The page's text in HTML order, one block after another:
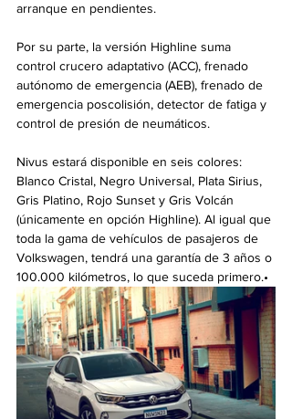
arranque en pendientes.
Por su parte, la versión Highline suma
control crucero adaptativo (ACC), frenado
autónomo de emergencia (AEB), frenado de
emergencia poscolisión, detector de fatiga y
control de presión de neumáticos.
Nivus estará disponible en seis colores:
Blanco Cristal, Negro Universal, Plata Sirius,
Gris Platino, Rojo Sunset y Gris Volcán
(únicamente en opción Highline). Al igual que
toda la gama de vehículos de pasajeros de
Volkswagen, tendrá una garantía de 3 años o
100.000 kilómetros, lo que suceda primero.•